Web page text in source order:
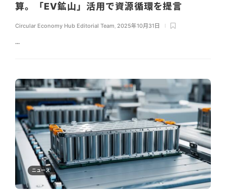
算。「EV鉱山」活用で資源循環を提言
Circular Economy Hub Editorial Team 2025年10月31日
...
ニュース